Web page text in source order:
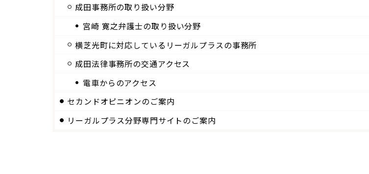
成田事務所の取り扱い分野
宮崎 寛之弁護士の取り扱い分野
横芝光町に対応しているリーガルプラスの事務所
成田法律事務所の交通アクセス
電車からのアクセス
セカンドオピニオンのご案内
リーガルプラス分野専門サイトのご案内